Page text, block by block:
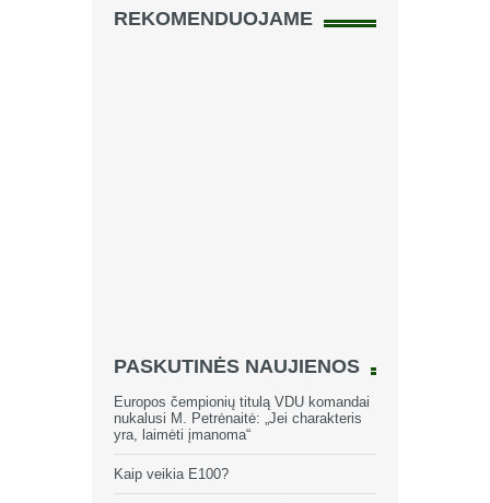
REKOMENDUOJAME
PASKUTINĖS NAUJIENOS
Europos čempionių titulą VDU komandai
nukalusi M. Petrėnaitė: „Jei charakteris
yra, laimėti įmanoma“
Kaip veikia E100?